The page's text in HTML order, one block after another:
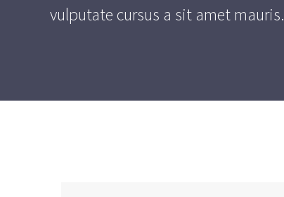
vulputate cursus a sit amet mauris.